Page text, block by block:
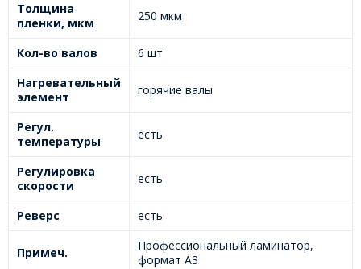
Толщина
пленки, мкм
250 мкм
Кол-во валов
6 шт
Нагревательный
элемент
горячие валы
Регул.
температуры
есть
Регулировка
скорости
есть
Реверс есть
Примеч.
Профессиональный ламинатор,
формат А3